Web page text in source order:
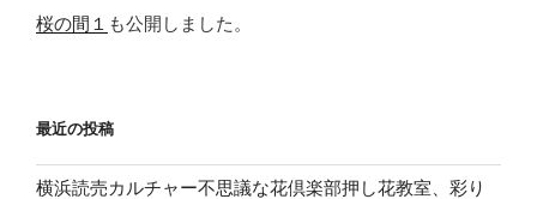
桜の間１ も公開しました。
最近の投稿
横浜読売カルチャー不思議な花倶楽部押し花教室、彩り